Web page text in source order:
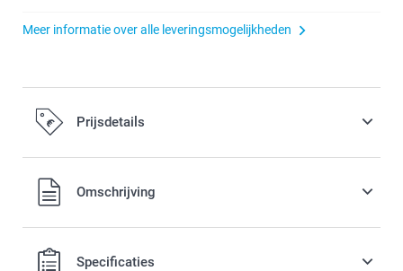
Meer informatie over alle leveringsmogelijkheden
Prijsdetails
Alle prijzen zijn inclusief BTW
Omschrijving
Specificaties